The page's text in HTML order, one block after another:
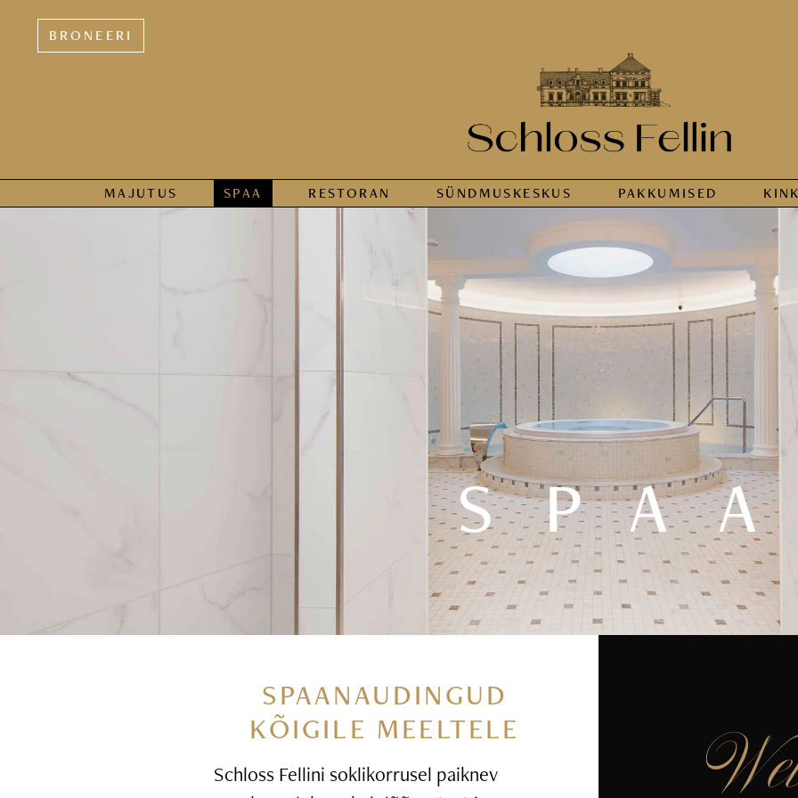
BRONEERI
MAJUTUS SPAA RESTORAN SÜNDMUS­KESKUS PAKKUMISED
SPAANAUDINGUD
KÕIGILE MEELTELE
Schloss Fellini soklikorrusel paiknev